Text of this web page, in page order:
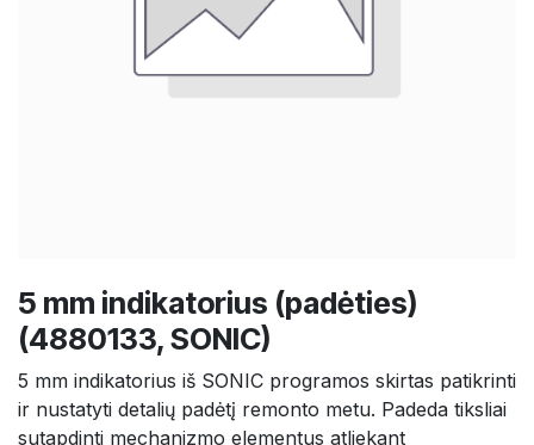
5 mm indikatorius (padėties)
(4880133, SONIC)
5 mm indikatorius iš SONIC programos skirtas patikrinti
ir nustatyti detalių padėtį remonto metu. Padeda tiksliai
sutapdinti mechanizmo elementus atliekant